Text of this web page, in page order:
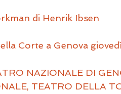
di Henrik Ibsen
Corte a Genova
NAZIONALE DI
TEATRO DELLA